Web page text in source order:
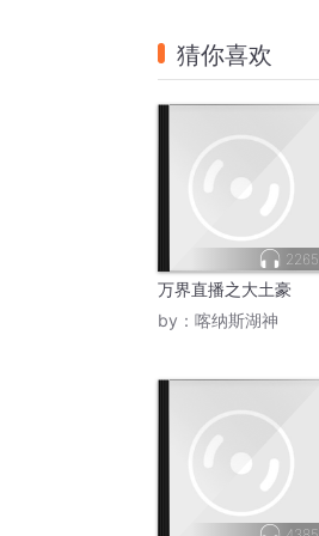
猜你喜欢
2265
万界直播之大土豪
by： 喀纳斯湖神